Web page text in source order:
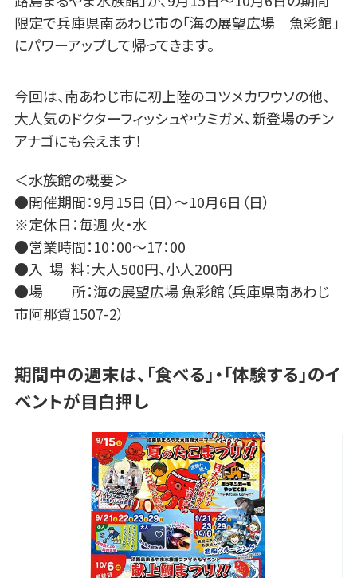
限定で兵庫県南あわじ市の「海の展望広場 魚彩館」
にパワーアップして帰ってきます。
今回は、南あわじ市に初上陸のコツメカワウソの他、
大人気のドクターフィッシュやウミガメ、新登場のチン
アナゴにも会えます！
＜水族館の概要＞
●開催期間：9月15日（日）～10月6日（日）
※定休日：毎週 火・水
●営業時間：10：00～17：00
●入 場 料：大人500円、小人200円
●場 所：海の展望広場 魚彩館（兵庫県南あわじ
市阿那賀1507-2）
期間中の週末は、「食べる」・「体験する」のイ
ベントが目白押し